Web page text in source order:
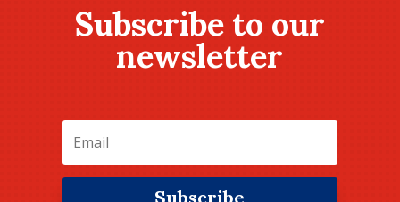
Subscribe to our
newsletter
Subscribe